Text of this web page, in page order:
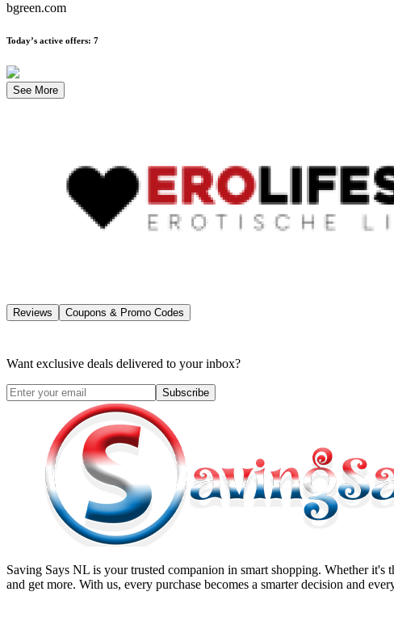
bgreen.com
Today’s active offers: 7
See More
Reviews Coupons & Promo Codes
Want exclusive deals delivered to your inbox?
Subscribe
Saving Says NL is your trusted companion in smart shopping. Whether
and get more. With us, every purchase becomes a smarter decision and